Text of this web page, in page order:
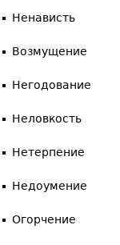
Ненависть
Возмущение
Негодование
Неловкость
Нетерпение
Недоумение
Огорчение